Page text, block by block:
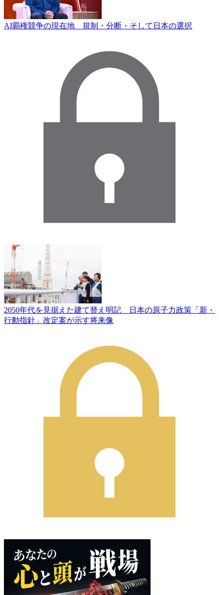
AI覇権競争の現在地 規制・分断・そして日本の選択
2050年代を見据えた建て替え明記 日本の原子力政策「新・
行動指針」改定案が示す将来像